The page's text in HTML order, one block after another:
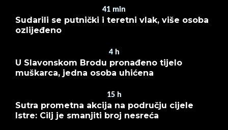
41 min
Sudarili se putnički i teretni vlak, više osoba
ozlijeđeno
4 h
U Slavonskom Brodu pronađeno tijelo
muškarca, jedna osoba uhićena
15 h
Sutra prometna akcija na području cijele
Istre: Cilj je smanjiti broj nesreća